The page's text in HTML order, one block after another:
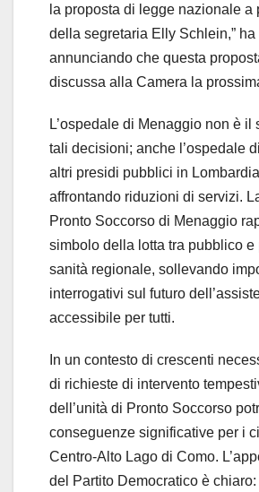
la proposta di legge nazionale a
della segretaria Elly Schlein,” ha
annunciando che questa
discussa alla Camera la
L’ospedale di Menaggio non è il
tali decisioni; anche l’ospedale
altri presidi pubblici in
affrontando riduzioni di servizi.
Pronto Soccorso di Menaggio
simbolo della lotta tra pubblico e
sanità regionale, sollevando
interrogativi sul futuro
accessibile per tutti.
In un contesto di crescenti
di richieste di intervento
dell’unità di Pronto Soccorso
conseguenze significative per i
Centro-Alto Lago di Como.
del Partito Democratico è